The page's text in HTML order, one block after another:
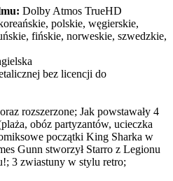
Dolby Atmos TrueHD
polskie, węgierskie,
fińskie, norweskie, szwedzkie,
bez licencji do
rozszerzone; Jak powstawały 4
obóz partyzantów, ucieczka
początki King Sharka w
Gunn stworzył Starro z Legionu
3 zwiastuny w stylu retro;